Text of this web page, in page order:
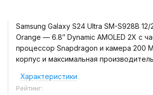
Samsung Galaxy S24 Ultra SM-S928B 12/
Orange — 6.8″ Dynamic AMOLED 2X с
процессор Snapdragon и камера 200
корпус и максимальная
Характеристики
Рейтинг: